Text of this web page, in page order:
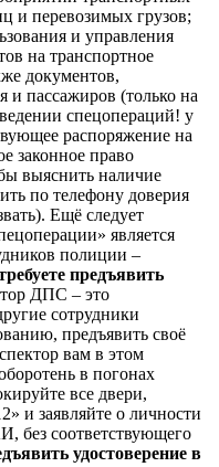
и перевозимых грузов;
и управления
на транспортное
документов,
и пассажиров (только на
спецопераций! у
распоряжение на
законное право
выяснить наличие
по телефону доверия
Ещё следует
является
полиции –
предъявить
ДПС – это
сотрудники
предъявить своё
вам в этом
в погонах
все двери,
и заявляйте о личности
без соответствующего
удостоверение в